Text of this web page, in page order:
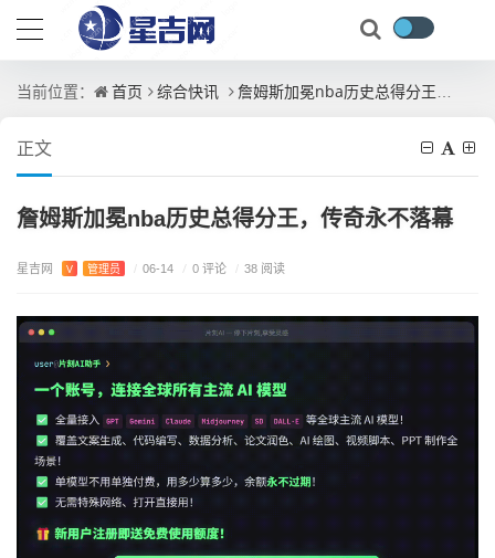
当前位置： 首页 综合快讯 詹姆斯加冕nba历史总得分王，传奇永不落幕
正文
詹姆斯加冕nba历史总得分王，传奇永不落幕
星吉网 V 管理员 / 06-14 / 0 评论 / 38 阅读